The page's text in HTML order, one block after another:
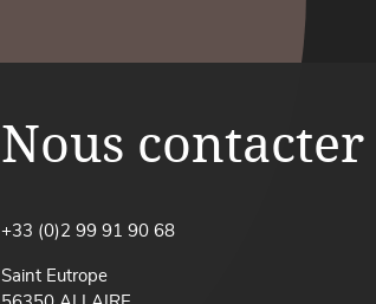
Nous contacter
+33 (0)2 99 91 90 68
Saint Eutrope